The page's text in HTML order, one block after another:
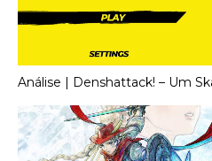
Análise | Denshattack! – Um